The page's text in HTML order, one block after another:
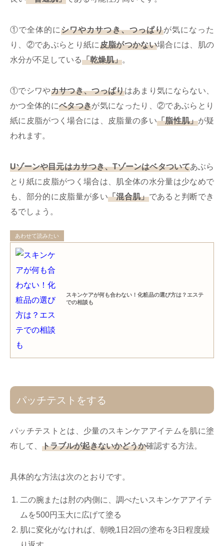
①で全体的にシワやカサつき、つっぱりが気になった
り、②であぶらとり紙に皮脂がつかない場合には、肌の
水分が不足している「乾燥肌」。
①でシワやカサつき、つっぱりはあまり気にならない、
かつ全体的にベタつきが気になったり、②であぶらとり
紙に皮脂がつく場合には、皮脂量の多い「脂性肌」が疑
われます。
Uゾーンや目元はカサつき、Tゾーンはベタついてあぶら
とり紙に皮脂がつく場合は、肌全体の水分量は少なめで
も、部分的に皮脂量が多い「混合肌」であると判断でき
るでしょう。
あわせて読みたい
スキンケアが何も合わない！化粧品の選び方は？エステ
での相談も
パッチテストをする
パッチテストとは、少量のスキンケアアイテムを肌に塗
布して、 トラブルが起きないかどうか確認する方法。
具体的な方法は次のとおりです。
二の腕または肘の内側に、調べたいスキンケアアイテ
ムを500円玉大に広げて塗る
肌に変化がなければ、朝晩1日2回の塗布を3日程度繰